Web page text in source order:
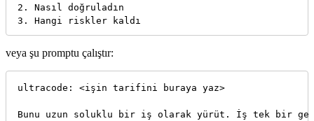
2. Nasıl doğruladın
veya şu promptu çalıştır:
ultracode: <işin tarifini buraya yaz>
Bunu uzun soluklu bir iş olarak yürüt. İş tek bir